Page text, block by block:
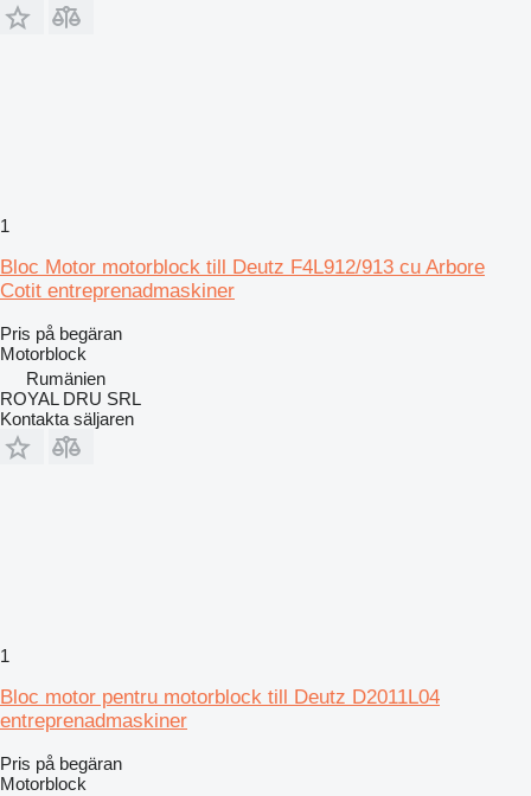
1
Bloc Motor motorblock till Deutz F4L912/913 cu Arbore
Cotit entreprenadmaskiner
Pris på begäran
Motorblock
Rumänien
ROYAL DRU SRL
Kontakta säljaren
1
Bloc motor pentru motorblock till Deutz D2011L04
entreprenadmaskiner
Pris på begäran
Motorblock